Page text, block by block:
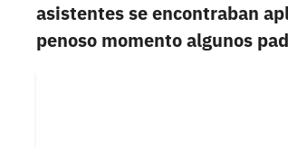
asistentes se encontraban
penoso momento algunos